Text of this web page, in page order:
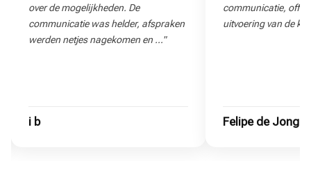
over de mogelijkheden. De
communicatie was helder, afspraken
werden netjes nagekomen en …"
i b
communicatie,
uitvoering van de
Felipe de Jong